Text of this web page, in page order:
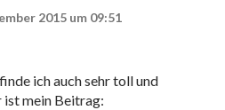
2015 um 09:51
ich auch sehr toll und
ist mein Beitrag: